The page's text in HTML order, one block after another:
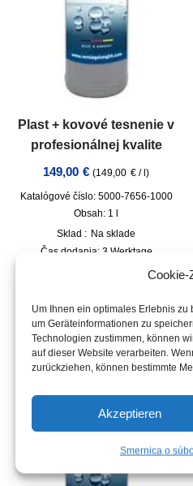
Cookie-
Um Ihnen ein optimales Erlebnis
um Geräteinformationen zu
Technologien zustimmen, können
auf dieser Website verarbeiten.
zurückziehen, können bestimmte
Akzeptieren
Smernica o
Plast + kovové tesnenie v
profesionálnej kvalite
149,00 € (149,00 € / l)
Katalógové číslo: 5000-7656-1000
Obsah: 1l
Sklad : Na sklade
Čas dodania: 3 Werktage
Doprava